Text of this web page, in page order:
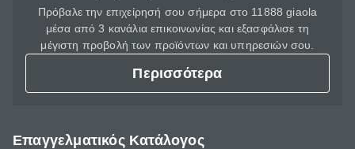
Πρόβαλε την επιχείρησή σου σήμερα στο 11888 giaola
μέσα από 3 κανάλια επικοινωνίας και εξασφάλισε τη
μέγιστη προβολή των προϊόντων και υπηρεσιών σου.
Περισσότερα
Επαγγελματικός Κατάλογος